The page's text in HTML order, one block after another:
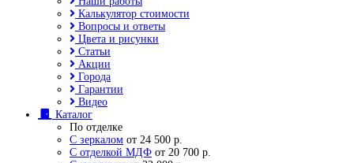
Калькулятор стоимости
Вопросы и ответы
Цвета и рисунки
Статьи
Акции
Города
Гарантии
Видео
Каталог
По отделке
С зеркалом от 24 500 р.
С отделкой МДФ от 20 700 р.